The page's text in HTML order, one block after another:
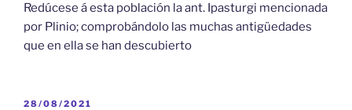
Redúcese á esta población la ant. Ipasturgi mencionada
por Plinio; comprobándolo las muchas antigüedades
que en ella se han descubierto
PUBLICADO
28/08/2021